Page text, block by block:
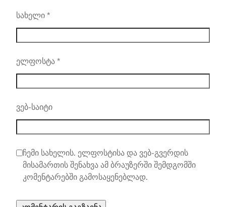
სახელი *
ელფოსტა *
ვებ-საიტი
ჩემი სახელის. ელფოსტისა და ვებ-გვერდის
მისამართის შენახვა ამ ბრაუზერში შემდგომში
კომენტარებში გამოსაყენებლად.